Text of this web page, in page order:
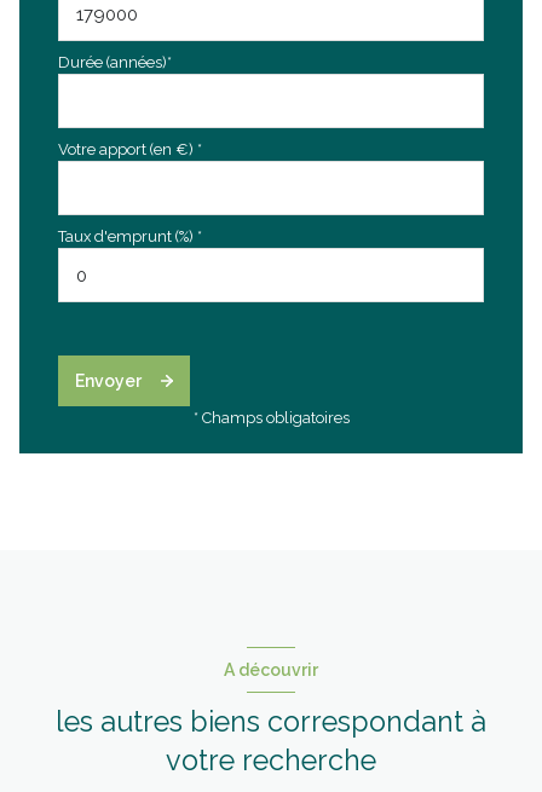
Durée (années)*
Votre apport (en €) *
Taux d'emprunt (%) *
Envoyer
* Champs obligatoires
A découvrir
les autres biens correspondant à
votre recherche